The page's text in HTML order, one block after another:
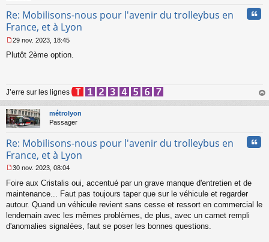
o
u
Re: Mobilisons-nous pour l'avenir du trolleybus en
France, et à Lyon
e
g
e
n
o
n
u
29 nov. 2023, 18:45
Plutôt 2ème option.
J’erre sur les lignes
au
métrolyon
Passager
Re: Mobilisons-nous pour l'avenir du trolleybus en
France, et à Lyon
e
s
s
g
e
30 nov. 2023, 08:04
Foire aux Cristalis oui, accentué par un grave manque d'entretien et de
maintenance... Faut pas toujours taper que sur le véhicule et regarder
autour. Quand un véhicule revient sans cesse et ressort en commercial le
lendemain avec les mêmes problèmes, de plus, avec un carnet rempli
d'anomalies signalées, faut se poser les bonnes questions.